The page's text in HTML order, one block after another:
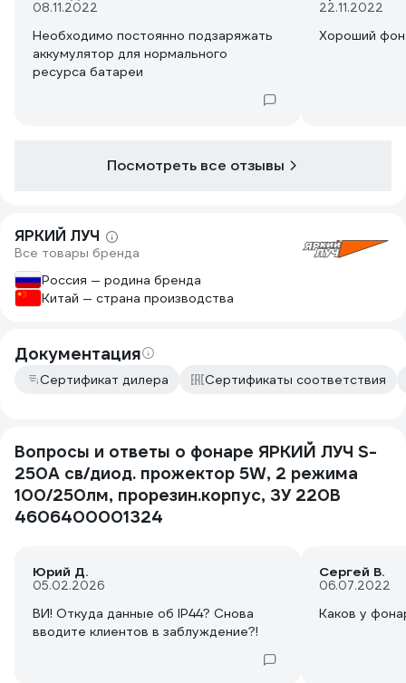
08.11.2022
Необходимо постоянно подзаряжать
аккумулятор для нормального
ресурса батареи
22.11.2022
Хороший
Посмотреть все отзывы
ЯРКИЙ ЛУЧ
Все товары бренда
Россия — родина бренда
Китай — страна производства
Документация
Сертификат дилера Сертификаты соответствия
Вопросы и ответы о фонаре ЯРКИЙ ЛУЧ S-
250A св/диод. прожектор 5W, 2 режима
100/250лм, прорезин.корпус, ЗУ 220В
4606400001324
Юрий Д.
05.02.2026
ВИ! Откуда данные об IP44? Снова
вводите клиентов в заблуждение?!
Сергей В.
06.07.2022
Каков у